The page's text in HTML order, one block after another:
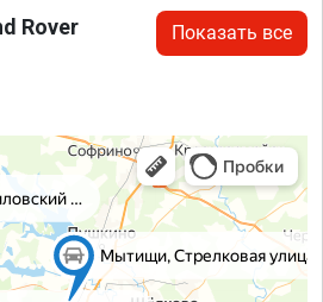
Rover Показать все